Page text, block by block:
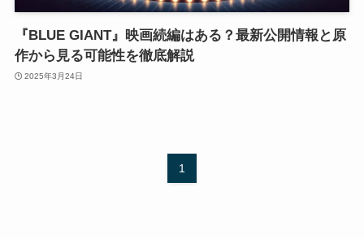
『BLUE GIANT』映画続編はある？最新公開情報と原
作から見る可能性を徹底解説
2025年3月24日
1